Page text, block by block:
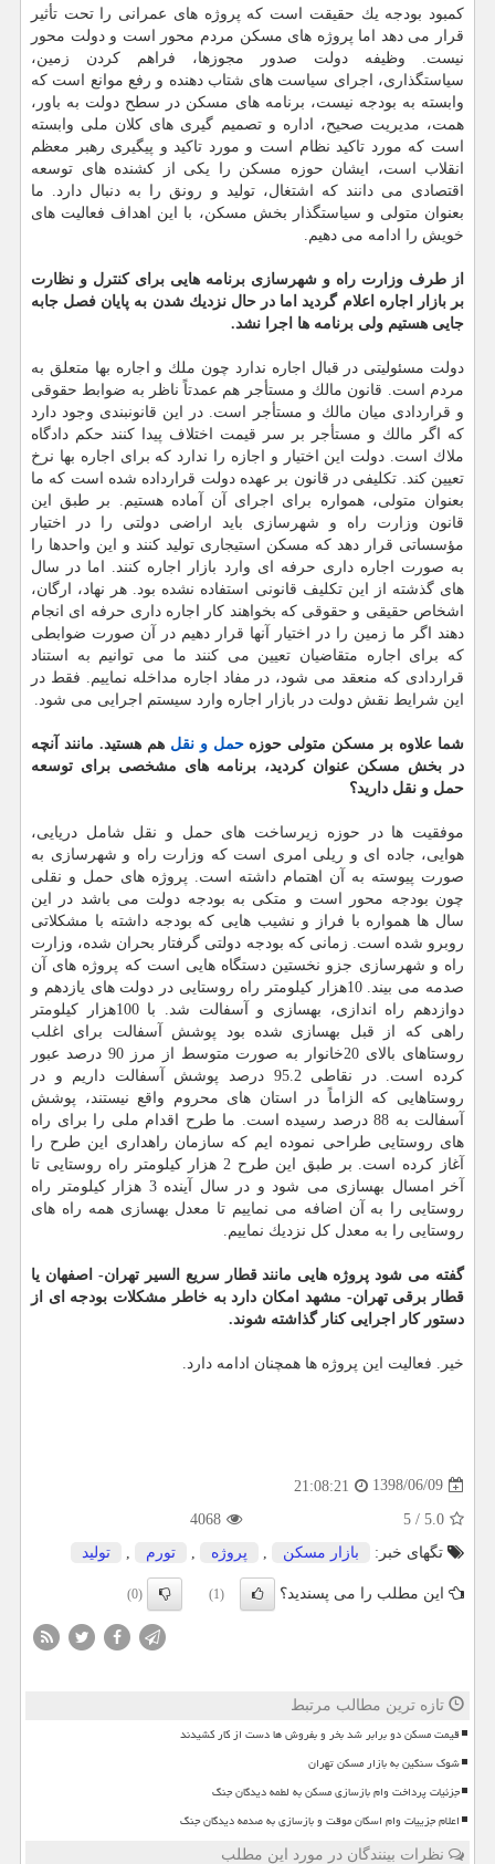
كمبود بودجه یك حقیقت است كه پروژه های عمرانی را تحت تأثیر
قرار می دهد اما پروژه های مسكن مردم محور است و دولت محور
نیست. وظیفه دولت صدور مجوزها، فراهم كردن زمین،
سیاستگذاری، اجرای سیاست های شتاب دهنده و رفع موانع است كه
وابسته به بودجه نیست، برنامه های مسكن در سطح دولت به باور،
همت، مدیریت صحیح، اداره و تصمیم گیری های كلان ملی وابسته
است كه مورد تاكید نظام است و مورد تاكید و پیگیری رهبر معظم
انقلاب است، ایشان حوزه مسكن را یكی از كشنده های توسعه
اقتصادی می دانند كه اشتغال، تولید و رونق را به دنبال دارد. ما
بعنوان متولی و سیاستگذار بخش مسكن، با این اهداف فعالیت های
خویش را ادامه می دهیم.
از طرف وزارت راه و شهرسازی برنامه هایی برای كنترل و نظارت
بر بازار اجاره اعلام گردید اما در حال نزدیك شدن به پایان فصل جابه
جایی هستیم ولی برنامه ها اجرا نشد.
دولت مسئولیتی در قبال اجاره ندارد چون ملك و اجاره بها متعلق به
مردم است. قانون مالك و مستأجر هم عمدتاً ناظر به ضوابط حقوقی
و قراردادی میان مالك و مستأجر است. در این قانونبندی وجود دارد
كه اگر مالك و مستأجر بر سر قیمت اختلاف پیدا كنند حكم دادگاه
ملاك است. دولت این اختیار و اجازه را ندارد كه برای اجاره بها نرخ
تعیین كند. تكلیفی در قانون بر عهده دولت قرارداده شده است كه ما
بعنوان متولی، همواره برای اجرای آن آماده هستیم. بر طبق این
قانون وزارت راه و شهرسازی باید اراضی دولتی را در اختیار
مؤسساتی قرار دهد كه مسكن استیجاری تولید كنند و این واحدها را
به صورت اجاره داری حرفه ای وارد بازار اجاره كنند. اما در سال
های گذشته از این تكلیف قانونی استفاده نشده بود. هر نهاد، ارگان،
اشخاص حقیقی و حقوقی كه بخواهند كار اجاره داری حرفه ای انجام
دهند اگر ما زمین را در اختیار آنها قرار دهیم در آن صورت ضوابطی
كه برای اجاره متقاضیان تعیین می كنند ما می توانیم به استناد
قراردادی كه منعقد می شود، در مفاد اجاره مداخله نماییم. فقط در
این شرایط نقش دولت در بازار اجاره وارد سیستم اجرایی می شود.
شما علاوه بر مسكن متولی حوزهحمل و نقل هم هستید. مانند آنچه
در بخش مسكن عنوان كردید، برنامه های مشخصی برای توسعه
حمل و نقل دارید؟
موفقیت ها در حوزه زیرساخت های حمل و نقل شامل دریایی،
هوایی، جاده ای و ریلی امری است كه وزارت راه و شهرسازی به
صورت پیوسته به آن اهتمام داشته است. پروژه های حمل و نقلی
چون بودجه محور است و متكی به بودجه دولت می باشد در این
سال ها همواره با فراز و نشیب هایی كه بودجه داشته با مشكلاتی
روبرو شده است. زمانی كه بودجه دولتی گرفتار بحران شده، وزارت
راه و شهرسازی جزو نخستین دستگاه هایی است كه پروژه های آن
صدمه می بیند. 10هزار كیلومتر راه روستایی در دولت های یازدهم و
دوازدهم راه اندازی، بهسازی و آسفالت شد. با 100هزار كیلومتر
راهی كه از قبل بهسازی شده بود پوشش آسفالت برای اغلب
روستاهای بالای 20خانوار به صورت متوسط از مرز 90 درصد عبور
كرده است. در نقاطی 95.2 درصد پوشش آسفالت داریم و در
روستاهایی كه الزاماً در استان های محروم واقع نیستند، پوشش
آسفالت به 88 درصد رسیده است. ما طرح اقدام ملی را برای راه
های روستایی طراحی نموده ایم كه سازمان راهداری این طرح را
آغاز كرده است. بر طبق این طرح 2 هزار كیلومتر راه روستایی تا
آخر امسال بهسازی می شود و در سال آینده 3 هزار كیلومتر راه
روستایی را به آن اضافه می نماییم تا معدل بهسازی همه راه های
روستایی را به معدل كل نزدیك نماییم.
گفته می شود پروژه هایی مانند قطار سریع السیر تهران- اصفهان یا
قطار برقی تهران- مشهد امكان دارد به خاطر مشكلات بودجه ای از
دستور كار اجرایی كنار گذاشته شوند.
خیر. فعالیت این پروژه ها همچنان ادامه دارد.
1398/06/09
21:08:21
5.0
/
5
4068
تگهای خبر:
بازار مسكن پروژه تورم تولید
این مطلب را می پسندید؟ (1)
(0)
تازه ترین مطالب مرتبط
قیمت مسکن دو برابر شد بخر و بفروش ها دست از کار کشیدند
شوک سنگین به بازار مسکن تهران
جزئیات پرداخت وام بازسازی مسکن به لطمه دیدگان جنگ
اعلام جزییات وام اسکان موقت و بازسازی به صدمه دیدگان جنگ
نظرات بینندگان در مورد این مطلب